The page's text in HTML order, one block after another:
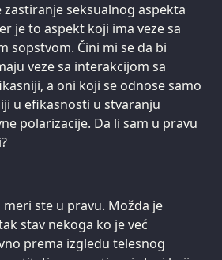
seksualnog aspekta
je to aspekt koji ima veze sa
sopstvom. Čini mi se da bi
veze sa interakcijom sa
a oni koji se odnose samo
u efikasnosti u stvaranju
polarizacije. Da li sam u pravu
meri ste u pravu. Možda je
stav nekoga ko je već
prema izgledu telesnog